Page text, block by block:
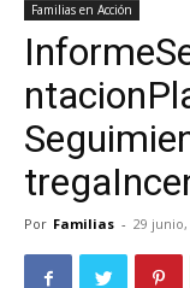
Familias en Acción
Por Familias - 29 junio,